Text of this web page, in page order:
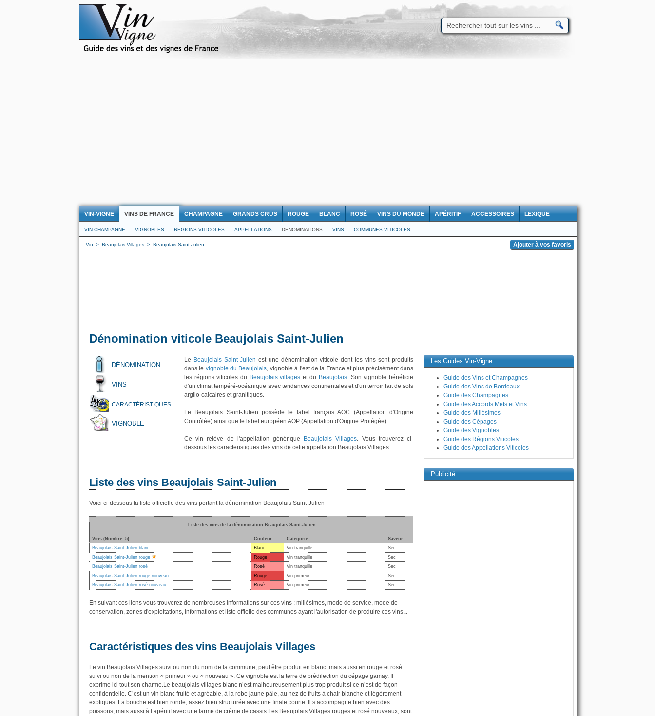
VIN-VIGNE VINS DE FRANCE CHAMPAGNE GRANDS CRUS ROUGE BLANC ROSÉ VINS DU MONDE APÉRITIF ACCESSOIRES LEXIQUE
VIN CHAMPAGNE VIGNOBLES REGIONS VITICOLES APPELLATIONS DENOMINATIONS VINS COMMUNES VITICOLES
Vin > Beaujolais Villages > Beaujolais Saint-Julien
Dénomination viticole Beaujolais Saint-Julien
DÉNOMINATION
VINS
CARACTÉRISTIQUES
VIGNOBLE
Le Beaujolais Saint-Julien est une dénomination viticole dont les vins sont produits
dans le vignoble du Beaujolais, vignoble à l'est de la France et plus précisément dans
les régions viticoles du Beaujolais villages et du Beaujolais. Son vignoble bénéficie
d'un climat tempéré-océanique avec tendances continentales et d'un terroir fait de sols
argilo-calcaires et granitiques.
Le Beaujolais Saint-Julien possède le label français AOC (Appellation d'Origine
Contrôlée) ainsi que le label européen AOP (Appellation d'Origine Protégée).
Ce vin relève de l'appellation générique Beaujolais Villages. Vous trouverez ci-
dessous les caractéristiques des vins de cette appellation Beaujolais Villages.
Liste des vins Beaujolais Saint-Julien
Voici ci-dessous la liste officielle des vins portant la dénomination Beaujolais Saint-Julien :
Liste des vins de la dénomination Beaujolais Saint-Julien
Vins (Nombre: 5) Couleur Categorie
Saveur
Beaujolais Saint-Julien blanc
Blanc Vin tranquille
Sec
Beaujolais Saint-Julien rouge
Rouge Vin tranquille
Sec
Beaujolais Saint-Julien rosé
Rosé Vin tranquille
Sec
Beaujolais Saint-Julien rouge nouveau
Rouge Vin primeur
Sec
Beaujolais Saint-Julien rosé nouveau
Rosé Vin primeur Sec
En suivant ces liens vous trouverez de nombreuses informations sur ces vins : millésimes, mode de service, mode de
conservation, zones d'exploitations, informations et liste offielle des communes ayant l'autorisation de produire ces vins...
Caractéristiques des vins Beaujolais Villages
Le vin Beaujolais Villages suivi ou non du nom de la commune, peut être produit en blanc, mais aussi en rouge et rosé
suivi ou non de la mention « primeur » ou « nouveau ». Ce vignoble est la terre de prédilection du cépage gamay. Il
exprime ici tout son charme.Le beaujolais villages blanc n’est malheureusement plus trop produit si ce n’est de façon
confidentielle. C’est un vin blanc fruité et agréable, à la robe jaune pâle, au nez de fruits à chair blanche et légèrement
exotiques. La bouche est bien ronde, assez bien structurée avec une finale courte. Il s’accompagne bien avec des
poissons, mais aussi à l’apéritif avec une larme de crème de cassis.Les Beaujolais Villages rouges et rosé nouveaux, sont
Les Guides Vin-Vigne
Guide des Vins et Champagnes
Guide des Vins de Bordeaux
Guide des Champagnes
Guide des Accords Mets et Vins
Guide des Millésimes
Guide des Cépages
Guide des Vignobles
Guide des Régions Viticoles
Guide des Appellations Viticoles
Publicité